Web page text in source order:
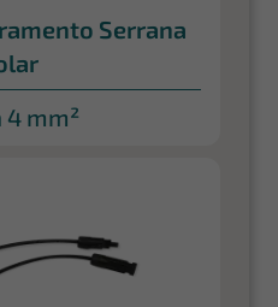
Serrana
mm²